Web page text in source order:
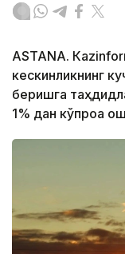
ASTANА.
кескинликнинг
беришга
1% дан кўпроққа